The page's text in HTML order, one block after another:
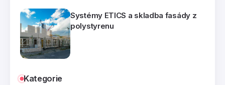
Systémy ETICS a skladba fasády z
polystyrenu
Kategorie